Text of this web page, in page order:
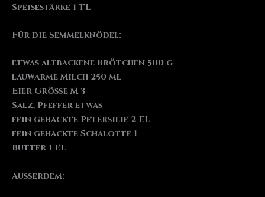
Speisestärke 1 TL
Für die Semmelknödel:
etwas altbackene Brötchen 500 g
lauwarme Milch 250 ml
Eier Größe M 3
Salz, Pfeffer etwas
fein gehackte Petersilie 2 EL
fein gehackte Schalotte 1
Butter 1 EL
Außerdem: